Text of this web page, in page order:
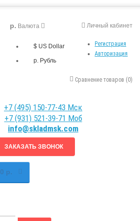
Личный кабинет
Регистрация
Авторизация
р. Валюта
$ US Dollar
р. Рубль
Сравнение товаров (0)
+7 (495) 150-77-43 Мск
+7 (931) 521-39-71 Моб
info@skladmsk.com
ЗАКАЗАТЬ ЗВОНОК
0 р.